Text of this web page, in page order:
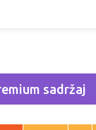
sadržaj